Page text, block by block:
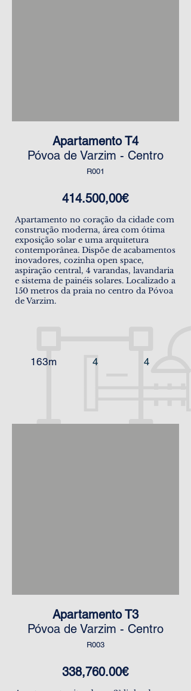
Apartamento T4
Póvoa de Varzim - Centro
R001
414.500,00€
Apartamento no coração da cidade com
construção moderna, área com ótima
exposição solar e uma arquitetura
contemporânea. Dispõe de acabamentos
inovadores, cozinha open space,
aspiração central, 4 varandas, lavandaria
e sistema de painéis solares. Localizado a
150 metros da praia no centro da Póvoa
de Varzim.
163m 4 4
Apartamento T3
​Póvoa de Varzim - Centro
R003
338,760.00€